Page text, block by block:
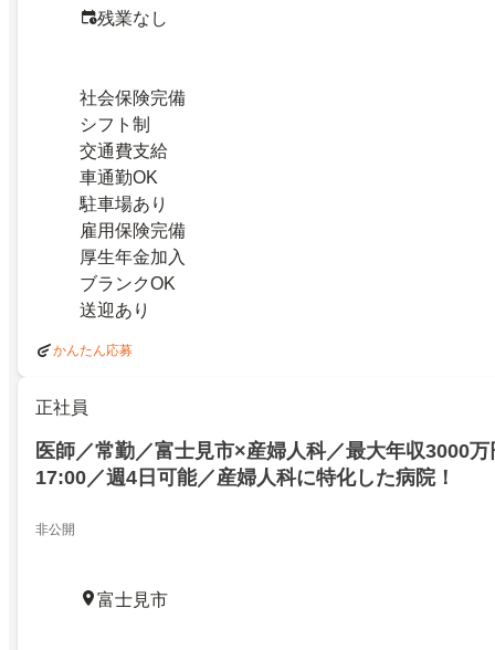
残業なし
社会保険完備
シフト制
交通費支給
車通勤OK
駐車場あり
雇用保険完備
厚生年金加入
ブランクOK
送迎あり
かんたん応募
正社員
医師／常勤／富士見市×産婦人科／最大年収3000
17:00／週4日可能／産婦人科に特化した病院！
非公開
富士見市